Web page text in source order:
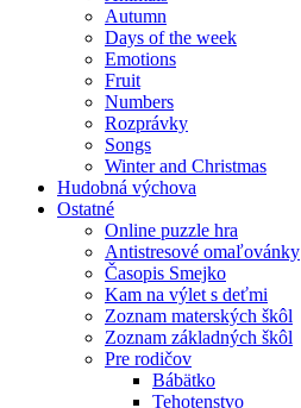
Autumn
Days of the week
Emotions
Fruit
Numbers
Rozprávky
Songs
Winter and Christmas
Hudobná výchova
Ostatné
Online puzzle hra
Antistresové omaľovánky
Časopis Smejko
Kam na výlet s deťmi
Zoznam materských škôl
Zoznam základných škôl
Pre rodičov
Bábätko
Tehotenstvo